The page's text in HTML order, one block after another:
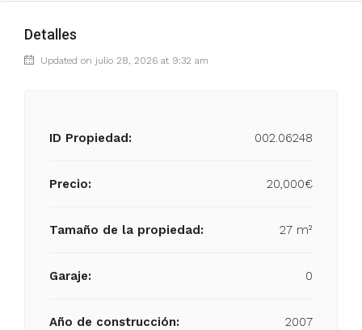
Detalles
Updated on julio 28, 2026 at 9:32 am
ID Propiedad: 002.06248
Precio: 20,000€
Tamaño de la propiedad: 27 m²
Garaje: 0
Año de construcción: 2007